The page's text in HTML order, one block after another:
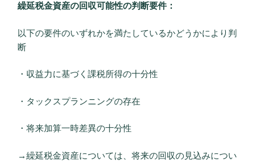
繰延税金資産の回収可能性の判断要件：
以下の要件のいずれかを満たしているかどうかにより判
断
・収益力に基づく課税所得の十分性
・タックスプランニングの存在
・将来加算一時差異の十分性
→繰延税金資産については、将来の回収の見込みについ